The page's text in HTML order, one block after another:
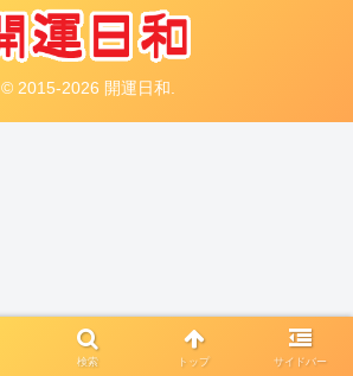
© 2015-2026 開運日和.
検索 トップ サイドバー